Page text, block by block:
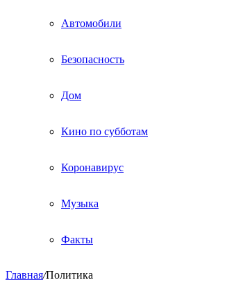
Автомобили
Безопасность
Дом
Кино по субботам
Коронавирус
Музыка
Факты
Главная/Политика